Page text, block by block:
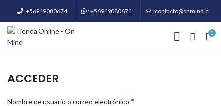
:+56949080674 : +56949080674 : contacto@onmind.cl
0
ACCEDER
Nombre de usuario o correo electrónico *